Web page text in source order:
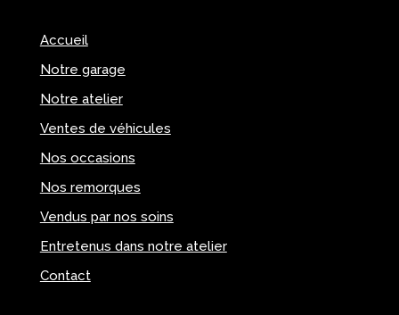
Accueil
Notre garage
Notre atelier
Ventes de véhicules
Nos occasions
Nos remorques
Vendus par nos soins
Entretenus dans notre atelier
Contact